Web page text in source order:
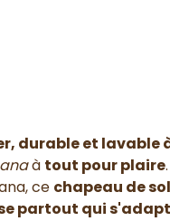
durable et lavable
à tout pour plaire
ce chapeau de
partout qui